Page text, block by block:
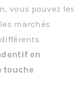
vous pouvez les
marchés
en
touche